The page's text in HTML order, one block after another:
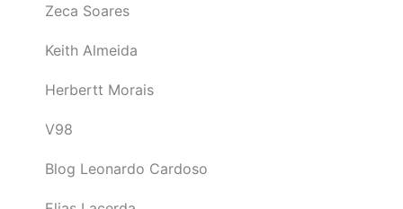
Zeca Soares
Keith Almeida
Herbertt Morais
V98
Blog Leonardo Cardoso